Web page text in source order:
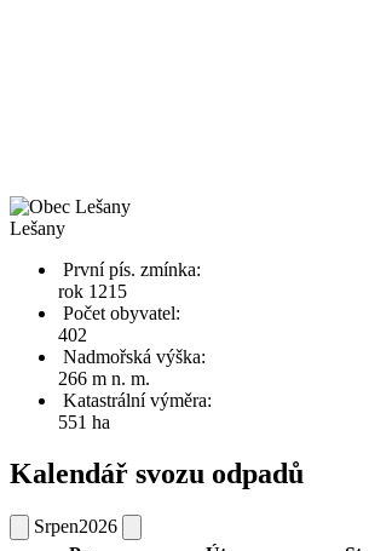
Lešany
První pís. zmínka:
rok 1215
Počet obyvatel:
402
Nadmořská výška:
266 m n. m.
Katastrální výměra:
551 ha
Kalendář svozu odpadů
Srpen2026